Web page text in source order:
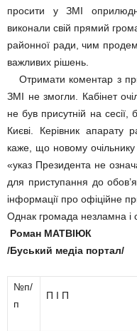
просити у ЗМІ
виконали свій прямий
районної ради, чим
важливих рішень.
Отримати коментар з
ЗМІ не змогли. Кабінет
не був присутній на
Києві. Керівник апарату
каже, що новому
«указ Президента не
для приступання до
інформації про офіційне
Однак громада незламна і
Роман МАТВІЮК
/Буський медіа портал/
№п/
п
П І П